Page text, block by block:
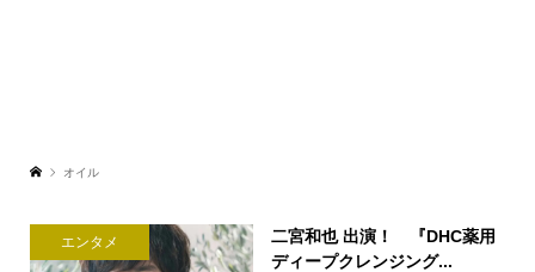
オイル
エンタメ
二宮和也 出演！ 『DHC薬用
ディープクレンジング...